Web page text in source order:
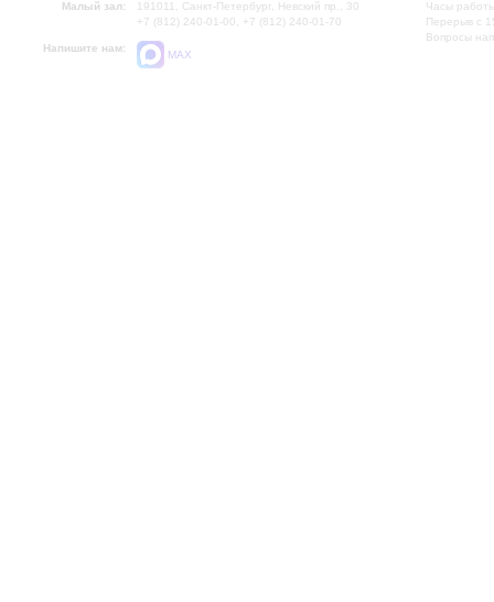
Малый зал:
191011, Санкт-Петербург, Невский пр., 30
+7 (812) 240-01-00, +7 (812) 240-01-70
Напишите нам:
MAX
Часы
Перерыв с
Вопросы